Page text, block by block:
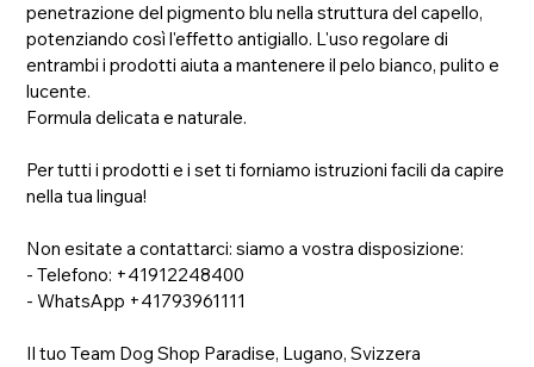
penetrazione del pigmento blu nella struttura del capello,
potenziando così l'effetto antigiallo. L'uso regolare di
entrambi i prodotti aiuta a mantenere il pelo bianco, pulito e
lucente.
Formula delicata e naturale.
Per tutti i prodotti e i set ti forniamo istruzioni facili da capire
nella tua lingua!
Non esitate a contattarci: siamo a vostra disposizione:
- Telefono: +41912248400
- WhatsApp +41793961111
Il tuo Team Dog Shop Paradise, Lugano, Svizzera